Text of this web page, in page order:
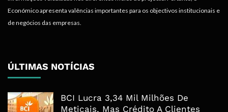
Económico apresenta valências importantes para os objectivos institucionais e
de negócios das empresas.
ÚLTIMAS NOTÍCIAS
BCI Lucra 3,34 Mil Milhões De
Meticais, Mas Crédito A Clientes